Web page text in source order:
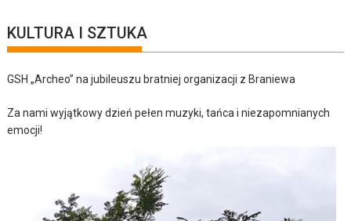
KULTURA I SZTUKA
GSH „Archeo” na jubileuszu bratniej organizacji z Braniewa
Za nami wyjątkowy dzień pełen muzyki, tańca i niezapomnianych
emocji!